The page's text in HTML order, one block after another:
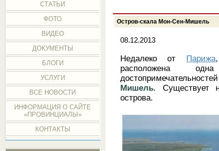
СТАТЬИ
ФОТО
ВИДЕО
ДОКУМЕНТЫ
БЛОГИ
УСЛУГИ
ВСЕ НОВОСТИ
ИНФОРМАЦИЯ О САЙТЕ
«ПРОВИНЦИАЛЫ»
КОНТАКТЫ
Остров-скала Мон-Сен-Мишель
08.12.2013
Недалеко от Парижа
расположена
Мишель. Существует
острова.